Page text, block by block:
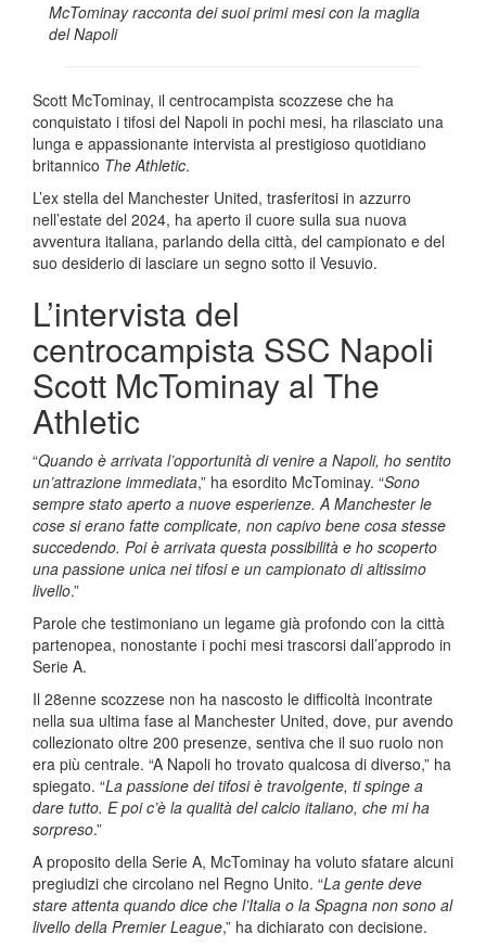
McTominay racconta dei suoi primi mesi con la maglia
del Napoli
Scott McTominay, il centrocampista scozzese che ha
conquistato i tifosi del Napoli in pochi mesi, ha rilasciato una
lunga e appassionante intervista al prestigioso quotidiano
britannico The Athletic.
L’ex stella del Manchester United, trasferitosi in azzurro
nell’estate del 2024, ha aperto il cuore sulla sua nuova
avventura italiana, parlando della città, del campionato e del
suo desiderio di lasciare un segno sotto il Vesuvio.
L’intervista del
centrocampista SSC Napoli
Scott McTominay al The
Athletic
“Quando è arrivata l’opportunità di venire a Napoli, ho sentito
un’attrazione immediata,” ha esordito McTominay. “Sono
sempre stato aperto a nuove esperienze. A Manchester le
cose si erano fatte complicate, non capivo bene cosa stesse
succedendo. Poi è arrivata questa possibilità e ho scoperto
una passione unica nei tifosi e un campionato di altissimo
livello.”
Parole che testimoniano un legame già profondo con la città
partenopea, nonostante i pochi mesi trascorsi dall’approdo in
Serie A.
Il 28enne scozzese non ha nascosto le difficoltà incontrate
nella sua ultima fase al Manchester United, dove, pur avendo
collezionato oltre 200 presenze, sentiva che il suo ruolo non
era più centrale. “A Napoli ho trovato qualcosa di diverso,” ha
spiegato. “La passione dei tifosi è travolgente, ti spinge a
dare tutto. E poi c’è la qualità del calcio italiano, che mi ha
sorpreso.”
A proposito della Serie A, McTominay ha voluto sfatare alcuni
pregiudizi che circolano nel Regno Unito. “La gente deve
stare attenta quando dice che l’Italia o la Spagna non sono al
livello della Premier League,” ha dichiarato con decisione.